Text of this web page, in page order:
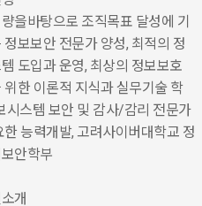
을바탕으로 조직목표 달성에 기
정보보안 전문가 양성, 최적의 정
도입과 운영, 최상의 정보보호
위한 이론적 지식과 실무기술 학
시스템 보안 및 감사/감리 전문가
한 능력개발, 고려사이버대학교 정
안학부
개